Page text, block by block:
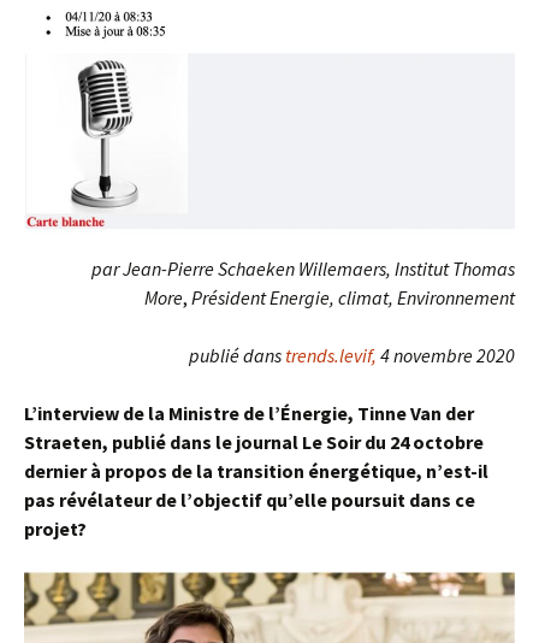
par Jean-Pierre Schaeken Willemaers, Institut Thomas
More, Président Energie, climat, Environnement
publié dans trends.levif, 4 novembre 2020
L’interview de la Ministre de l’Énergie, Tinne Van der
Straeten, publié dans le journal Le Soir du 24 octobre
dernier à propos de la transition énergétique, n’est-il
pas révélateur de l’objectif qu’elle poursuit dans ce
projet?